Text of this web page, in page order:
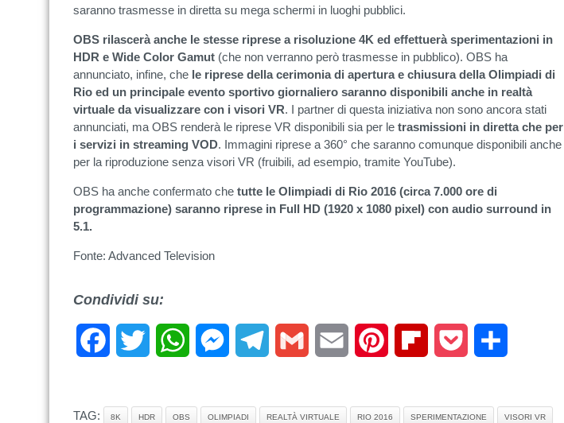
saranno trasmesse in diretta su mega schermi in luoghi pubblici.
OBS rilascerà anche le stesse riprese a risoluzione 4K ed effettuerà sperimentazioni in
HDR e Wide Color Gamut (che non verranno però trasmesse in pubblico). OBS ha
annunciato, infine, che le riprese della cerimonia di apertura e chiusura della Olimpiadi di
Rio ed un principale evento sportivo giornaliero saranno disponibili anche in realtà
virtuale da visualizzare con i visori VR. I partner di questa iniziativa non sono ancora stati
annunciati, ma OBS renderà le riprese VR disponibili sia per le trasmissioni in diretta che per
i servizi in streaming VOD. Immagini riprese a 360° che saranno comunque disponibili anche
per la riproduzione senza visori VR (fruibili, ad esempio, tramite YouTube).
OBS ha anche confermato che tutte le Olimpiadi di Rio 2016 (circa 7.000 ore di
programmazione) saranno riprese in Full HD (1920 x 1080 pixel) con audio surround in
5.1.
Fonte: Advanced Television
Condividi su:
FacebookTwitter WhatsAppMessengerTelegramGmail Email Pinterest FlipboardPocket
TAG: 8K HDR OBS OLIMPIADI REALTÀ VIRTUALE RIO 2016 SPERIMENTAZIONE VISORI VR